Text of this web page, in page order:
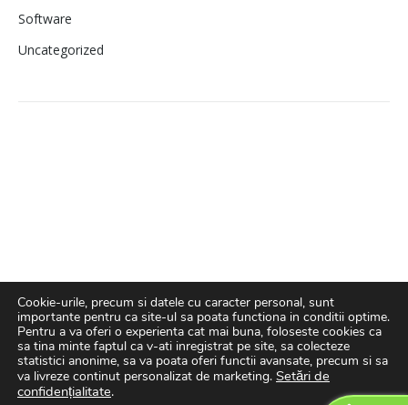
Software
Uncategorized
Cookie-urile, precum si datele cu caracter personal, sunt
importante pentru ca site-ul sa poata functiona in conditii optime.
Pentru a va oferi o experienta cat mai buna, foloseste cookies ca
sa tina minte faptul ca v-ati inregistrat pe site, sa colecteze
statistici anonime, sa va poata oferi functii avansate, precum si sa
va livreze continut personalizat de marketing. Setări de
confidențialitate.